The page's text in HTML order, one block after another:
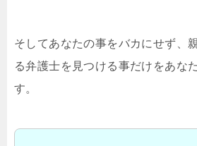
そしてあなたの事をバカにせず、
る弁護士を見つける事だけをあな
す。